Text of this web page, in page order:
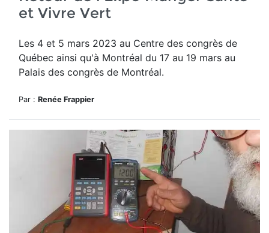
et Vivre Vert
Les 4 et 5 mars 2023 au Centre des congrès de
Québec ainsi qu'à Montréal du 17 au 19 mars au
Palais des congrès de Montréal.
Par : Renée Frappier